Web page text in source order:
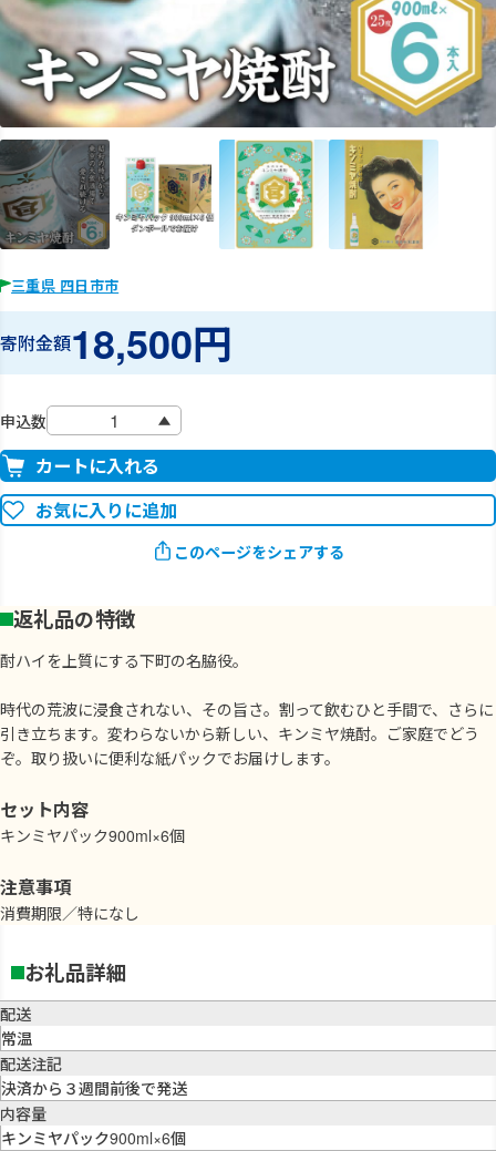
三重県 四日市市
寄附金額18,500円
申込数
カートに入れる
お気に入りに追加
このページをシェアする
返礼品の特徴
酎ハイを上質にする下町の名脇役。
時代の荒波に浸食されない、その旨さ。割って飲むひと手間で、さらに
引き立ちます。変わらないから新しい、キンミヤ焼酎。ご家庭でどう
ぞ。取り扱いに便利な紙パックでお届けします。
セット内容
キンミヤパック900ml×6個
注意事項
消費期限／特になし
お礼品詳細
配送
常温
配送注記
決済から３週間前後で発送
内容量
キンミヤパック900ml×6個